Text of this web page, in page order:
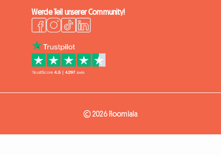
Werde Teil unserer Community!
© 2026 Roomlala